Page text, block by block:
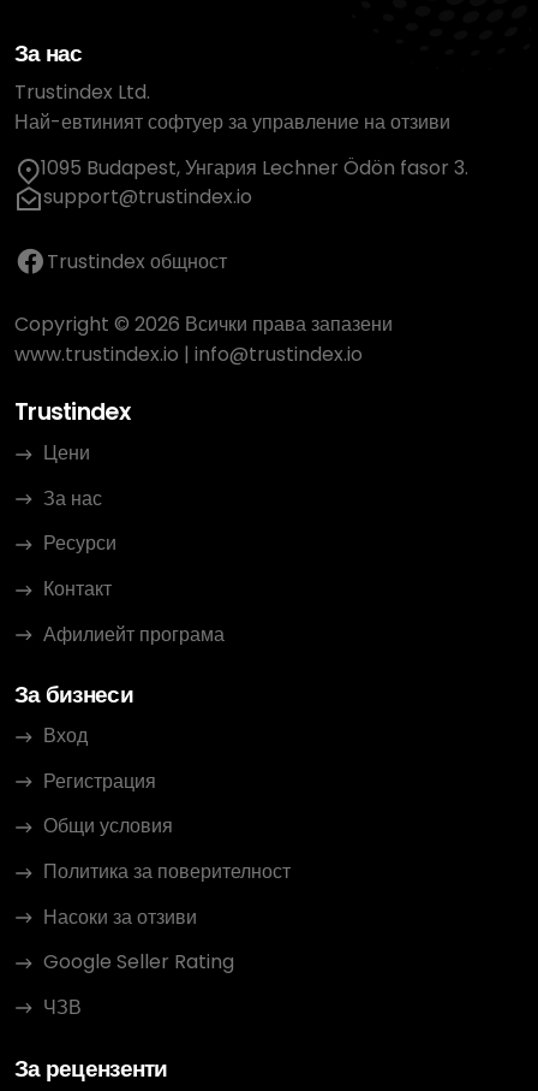
За нас
Trustindex Ltd.
Най-евтиният софтуер за управление на отзиви
1095 Budapest, Унгария Lechner Ödön fasor 3.
support@trustindex.io
Trustindex общност
Copyright © 2026 Всички права запазени
www.trustindex.io | info@trustindex.io
Trustindex
Цени
За нас
Ресурси
Контакт
Афилиейт програма
За бизнеси
Вход
Регистрация
Общи условия
Политика за поверителност
Насоки за отзиви
Google Seller Rating
ЧЗВ
За рецензенти